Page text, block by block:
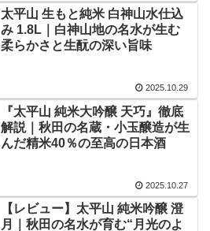
太平山 生もと純米 白神山水仕込
み 1.8L｜白神山地の名水が生む
柔らかさと生酛の深い旨味
2025.10.29
『太平山 純米大吟醸 天巧』徹底
解説｜秋田の名蔵・小玉醸造が生
んだ精米40％の至高の日本酒
2025.10.27
【レビュー】太平山 純米吟醸 澄
月｜秋田の名水が育む“月光のよ